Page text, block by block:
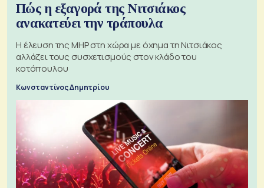
Πώς η εξαγορά της Νιτσιάκος
ανακατεύει την τράπουλα
H έλευση της MHP στη χώρα με όχημα τη Νιτσιάκος
αλλάζει τους συσχετισμούς στον κλάδο του
κοτόπουλου
Κωνσταντίνος Δημητρίου